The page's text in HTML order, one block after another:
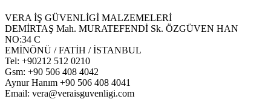
VERA İŞ GÜVENLİGİ MALZEMELERİ
DEMİRTAŞ Mah. MURATEFENDİ Sk. ÖZGÜVEN HAN
NO:34 C
EMİNÖNÜ / FATİH / İSTANBUL
Tel: +90212 512 0210
Gsm: +90 506 408 4042
Aynur Hanım +90 506 408 4041
Email: vera@veraisguvenligi.com